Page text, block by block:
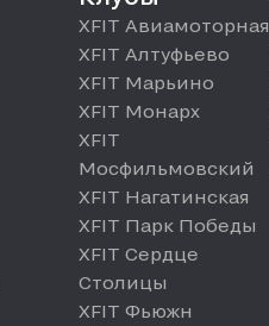
XFIT Авиамоторная
XFIT Алтуфьево
XFIT Марьино
XFIT Монарх
XFIT
Мосфильмовский
XFIT Нагатинская
XFIT Парк Победы
XFIT Сердце
Столицы
XFIT Фьюжн